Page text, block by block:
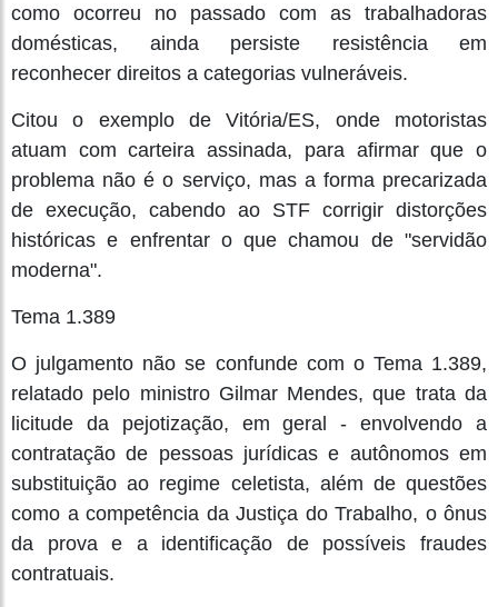
como ocorreu no passado com as trabalhadoras
domésticas, ainda persiste resistência em
reconhecer direitos a categorias vulneráveis.
Citou o exemplo de Vitória/ES, onde motoristas
atuam com carteira assinada, para afirmar que o
problema não é o serviço, mas a forma precarizada
de execução, cabendo ao STF corrigir distorções
históricas e enfrentar o que chamou de "servidão
moderna".
Tema 1.389
O julgamento não se confunde com o Tema 1.389,
relatado pelo ministro Gilmar Mendes, que trata da
licitude da pejotização, em geral - envolvendo a
contratação de pessoas jurídicas e autônomos em
substituição ao regime celetista, além de questões
como a competência da Justiça do Trabalho, o ônus
da prova e a identificação de possíveis fraudes
contratuais.